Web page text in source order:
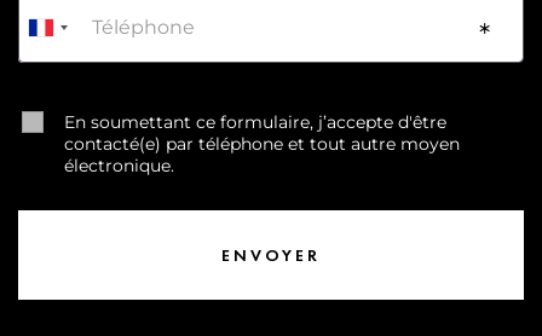
En soumettant ce formulaire, j’accepte d'être
contacté(e) par téléphone et tout autre moyen
électronique.